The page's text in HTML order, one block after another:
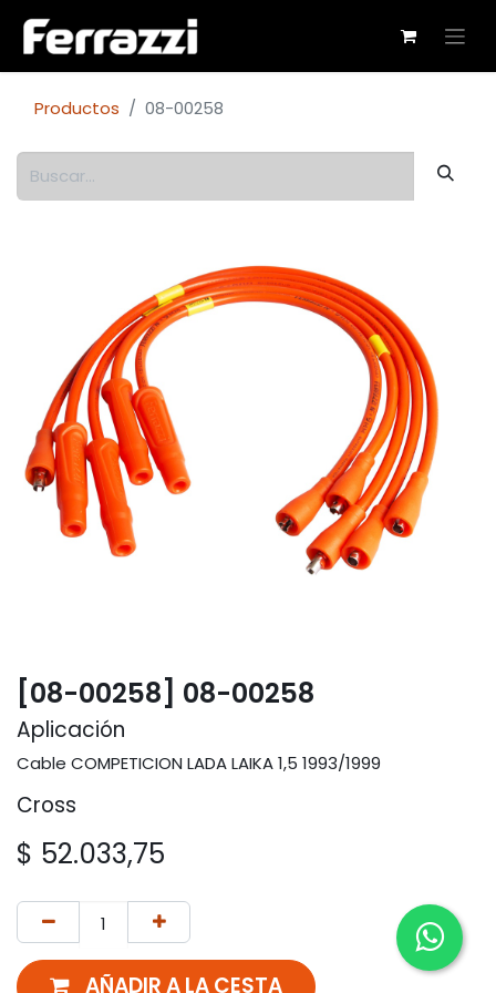
Productos 08-00258
[08-00258] 08-00258
Aplicación
Cable COMPETICION LADA LAIKA 1,5 1993/1999
Cross
$ 52.033,75
AÑADIR A LA CESTA